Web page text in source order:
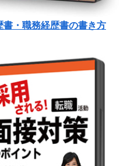
・職務経歴書の書き方